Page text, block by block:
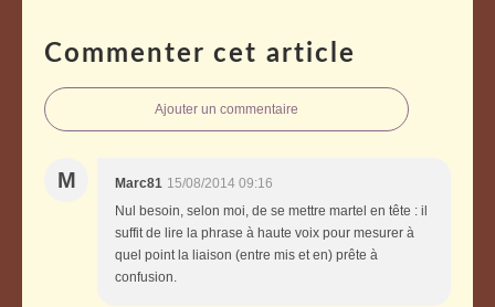
Commenter cet article
Ajouter un commentaire
M Marc81 15/08/2014 09:16
Nul besoin, selon moi, de se mettre martel en tête : il
suffit de lire la phrase à haute voix pour mesurer à
quel point la liaison (entre mis et en) prête à
confusion.